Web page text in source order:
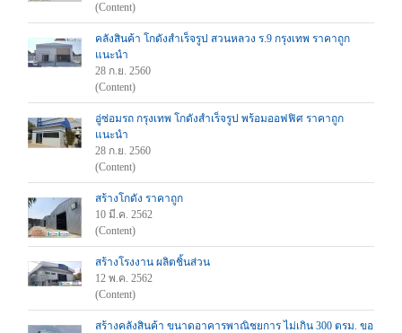
(Content)
คลังสินค้า โกดังสำเร็จรูป สวนหลวง ร.9 กรุงเทพ ราคาถูก
แนะนำ
28 ก.ย. 2560
(Content)
อู่ซ่อมรถ กรุงเทพ โกดังสำเร็จรูป พร้อมออฟฟิศ ราคาถูก
แนะนำ
28 ก.ย. 2560
(Content)
สร้างโกดัง ราคาถูก
10 มี.ค. 2562
(Content)
สร้างโรงงาน ผลิตชิ้นส่วน
12 พ.ค. 2562
(Content)
สร้างคลังสินค้า ขนาดอาคารพาณิชยการ ไม่เกิน 300 ตรม. ขอ